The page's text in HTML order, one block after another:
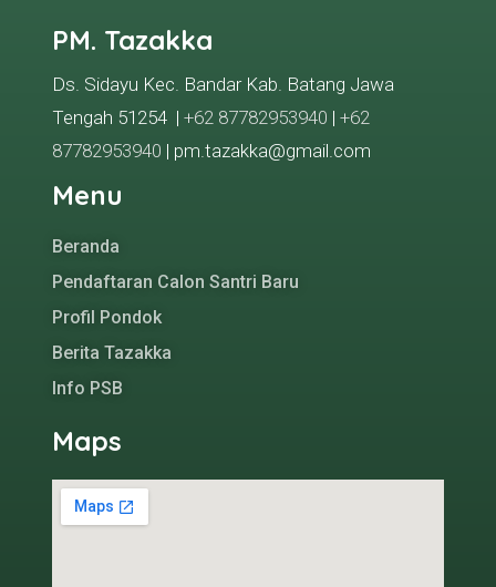
PM. Tazakka
Ds. Sidayu Kec. Bandar Kab. Batang Jawa
Tengah 51254 | +62 87782953940 | +62
87782953940 | pm.tazakka@gmail.com
Menu
Beranda
Pendaftaran Calon Santri Baru
Profil Pondok
Berita Tazakka
Info PSB
Maps